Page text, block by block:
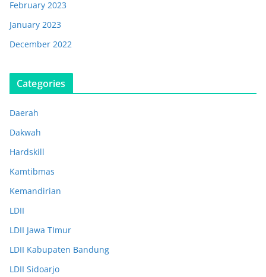
February 2023
January 2023
December 2022
Categories
Daerah
Dakwah
Hardskill
Kamtibmas
Kemandirian
LDII
LDII Jawa TImur
LDII Kabupaten Bandung
LDII Sidoarjo